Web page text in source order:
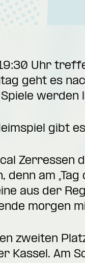
Uhr
geht es
werden
gibt es
Zerressen
denn am
aus der
morgen
zweiten
Kassel. Am